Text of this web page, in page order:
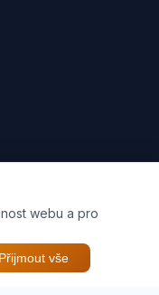
webu a pro
Přijmout vše